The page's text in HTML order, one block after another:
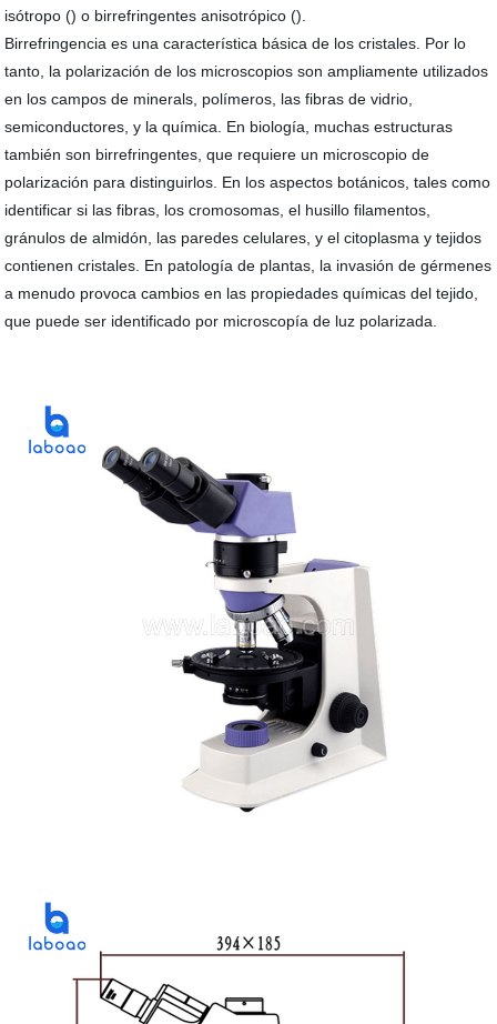
isótropo () o birrefringentes anisotrópico ().
Birrefringencia es una característica básica de los cristales. Por lo
tanto, la polarización de los microscopios son ampliamente utilizados
en los campos de minerals, polímeros, las fibras de vidrio,
semiconductores, y la química. En biología, muchas estructuras
también son birrefringentes, que requiere un microscopio de
polarización para distinguirlos. En los aspectos botánicos, tales como
identificar si las fibras, los cromosomas, el husillo filamentos,
gránulos de almidón, las paredes celulares, y el citoplasma y tejidos
contienen cristales. En patología de plantas, la invasión de gérmenes
a menudo provoca cambios en las propiedades químicas del tejido,
que puede ser identificado por microscopía de luz polarizada.